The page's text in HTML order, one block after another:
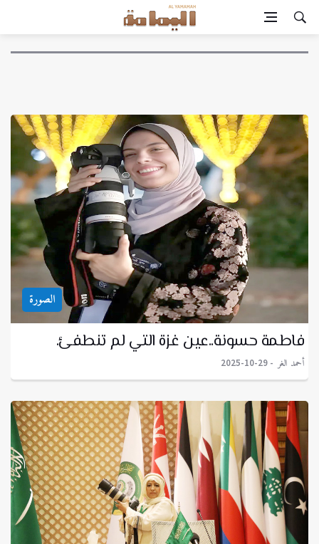
الصورة
فاطمة حسونة..عين غزة التي لم تنطفئ.
أحمد الغر 2025-10-29